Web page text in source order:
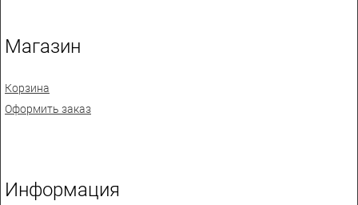
Магазин
Корзина
Оформить заказ
Информация